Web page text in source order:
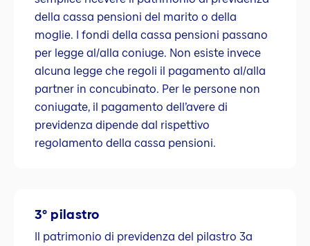
della cassa pensioni del marito o della
moglie. I fondi della cassa pensioni passano
per legge al/alla coniuge. Non esiste invece
alcuna legge che regoli il pagamento al/alla
partner in concubinato. Per le persone non
coniugate, il pagamento dell’avere di
previdenza dipende dal rispettivo
regolamento della cassa pensioni.
3° pilastro
Il patrimonio di previdenza del pilastro 3a